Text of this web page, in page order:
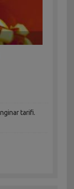
tarifi.